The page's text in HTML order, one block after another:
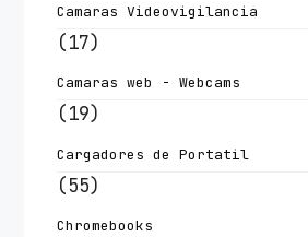
Camaras Videovigilancia
(17)
Camaras web - Webcams
(19)
Cargadores de Portatil
(55)
Chromebooks